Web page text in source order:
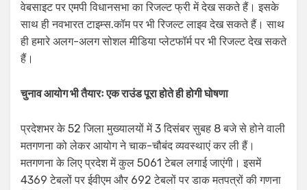
वेबसाइट पर एमपी विधानसभा का रिजल्ट फ्री में देख सकते हैं। इसके
साथ ही नवभारत टाइम्स.कॉम पर भी रिजल्ट लाइव देख सकते हैं। साथ
ही हमारे अलग-अलग सोशल मीडिया प्लेटफॉर्म पर भी रिजल्ट देख सकते
हैं।
चुनाव आयोग भी तैयारः एक राउंड पूरा होते ही होगी घोषणा
प्रदेशभर के 52 जिला मुख्यालयों में 3 दिसंबर सुबह 8 बजे से होने वाली
मतगणना को लेकर आयोग ने चाक-चौबंद व्यवस्थाएं कर ली हैं।
मतगणना के लिए प्रदेश में कुल 5061 टेबल लगाई जाएंगी। इसमें
4369 टेबलों पर ईवीएम और 692 टेबलों पर डाक मतपत्रों की गणना